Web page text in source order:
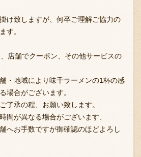
け致しますが、何卒ご理解ご協力の
す。
店舗でクーポン、その他サービスの
・地域により味千ラーメンの1杯の感
場合がございます。
了承の程、お願い致します。
間が異なる場合がございます、
へお手数ですが御確認のほどよろし